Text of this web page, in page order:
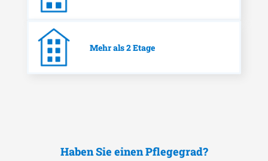
Mehr als 2 Etage
Haben Sie einen Pflegegrad?